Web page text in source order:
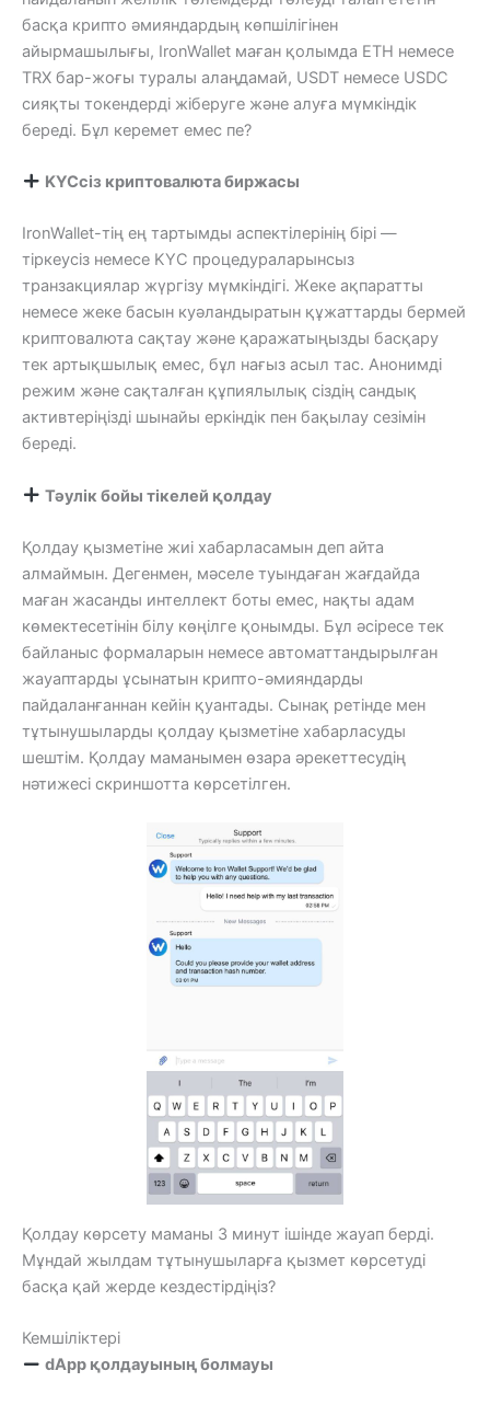
басқа крипто әмияндардың көпшілігінен
айырмашылығы, IronWallet маған қолымда ETH немесе
TRX бар-жоғы туралы алаңдамай, USDT немесе USDC
сияқты токендерді жіберуге және алуға мүмкіндік
береді. Бұл керемет емес пе?
KYCсіз криптовалюта биржасы
IronWallet-тің ең тартымды аспектілерінің бірі —
тіркеусіз немесе KYC процедураларынсыз
транзакциялар жүргізу мүмкіндігі. Жеке ақпаратты
немесе жеке басын куәландыратын құжаттарды бермей
криптовалюта сақтау және қаражатыңызды басқару
тек артықшылық емес, бұл нағыз асыл тас. Анонимді
режим және сақталған құпиялылық сіздің сандық
активтеріңізді шынайы еркіндік пен бақылау сезімін
береді.
Тәулік бойы тікелей қолдау
Қолдау қызметіне жиі хабарласамын деп айта
алмаймын. Дегенмен, мәселе туындаған жағдайда
маған жасанды интеллект боты емес, нақты адам
көмектесетінін білу көңілге қонымды. Бұл әсіресе тек
байланыс формаларын немесе автоматтандырылған
жауаптарды ұсынатын крипто-әмияндарды
пайдаланғаннан кейін қуантады. Сынақ ретінде мен
тұтынушыларды қолдау қызметіне хабарласуды
шештім. Қолдау маманымен өзара әрекеттесудің
нәтижесі скриншотта көрсетілген.
Қолдау көрсету маманы 3 минут ішінде жауап берді.
Мұндай жылдам тұтынушыларға қызмет көрсетуді
басқа қай жерде кездестірдіңіз?
Кемшіліктері
dApp қолдауының болмауы